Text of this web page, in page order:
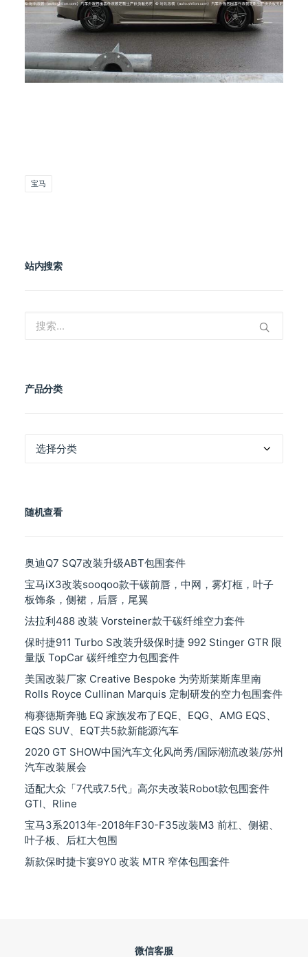
宝马
站内搜索
产品分类
随机查看
奥迪Q7 SQ7改装升级ABT包围套件
宝马iX3改装sooqoo款干碳前唇，中网，雾灯框，叶子
板饰条，侧裙，后唇，尾翼
法拉利488 改装 Vorsteiner款干碳纤维空力套件
保时捷911 Turbo S改装升级保时捷 992 Stinger GTR 限
量版 TopCar 碳纤维空力包围套件
美国改装厂家 Creative Bespoke 为劳斯莱斯库里南
Rolls Royce Cullinan Marquis 定制研发的空力包围套件
梅赛德斯奔驰 EQ 家族发布了EQE、EQG、AMG EQS、
EQS SUV、EQT共5款新能源汽车
2020 GT SHOW中国汽车文化风尚秀/国际潮流改装/苏州
汽车改装展会
适配大众「7代或7.5代」高尔夫改装Robot款包围套件
GTI、Rline
宝马3系2013年-2018年F30-F35改装M3 前杠、侧裙、
叶子板、后杠大包围
新款保时捷卡宴9Y0 改装 MTR 窄体包围套件
微信客服